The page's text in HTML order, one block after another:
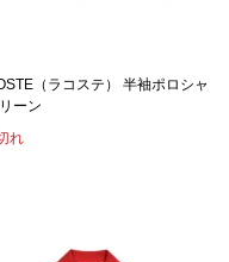
（ラコステ） 半袖ポロシャ
ーン
れ